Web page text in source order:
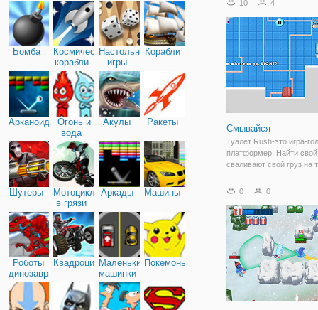
Бомба
Космические
корабли
Настольные
игры
Корабли
Арканоид
Огонь и
вода
Акулы Ракеты
Шутеры
Мотоциклы
в грязи
Аркады Машины
Роботы
динозавры
КвадроциклыМаленькие
машинки
Покемоны
чтобы понять, как
СМИ. И конечно, будем
10 4
Смывайся
Туалет Rush-это игра-
платформер. Найти свой
сваливают свой груз на
каждый день борьба,
0 0